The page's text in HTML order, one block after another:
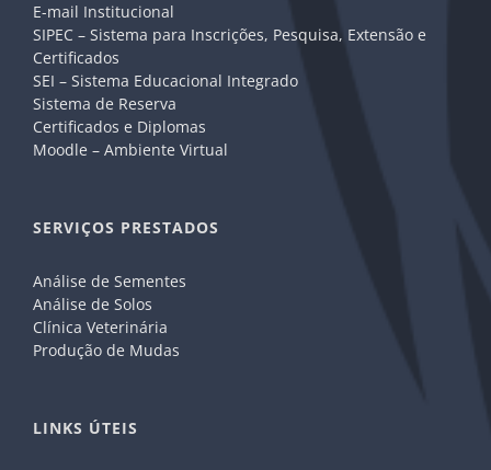
E-mail Institucional
SIPEC – Sistema para Inscrições, Pesquisa, Extensão e
Certificados
SEI – Sistema Educacional Integrado
Sistema de Reserva
Certificados e Diplomas
Moodle – Ambiente Virtual
SERVIÇOS PRESTADOS
Análise de Sementes
Análise de Solos
Clínica Veterinária
Produção de Mudas
LINKS ÚTEIS